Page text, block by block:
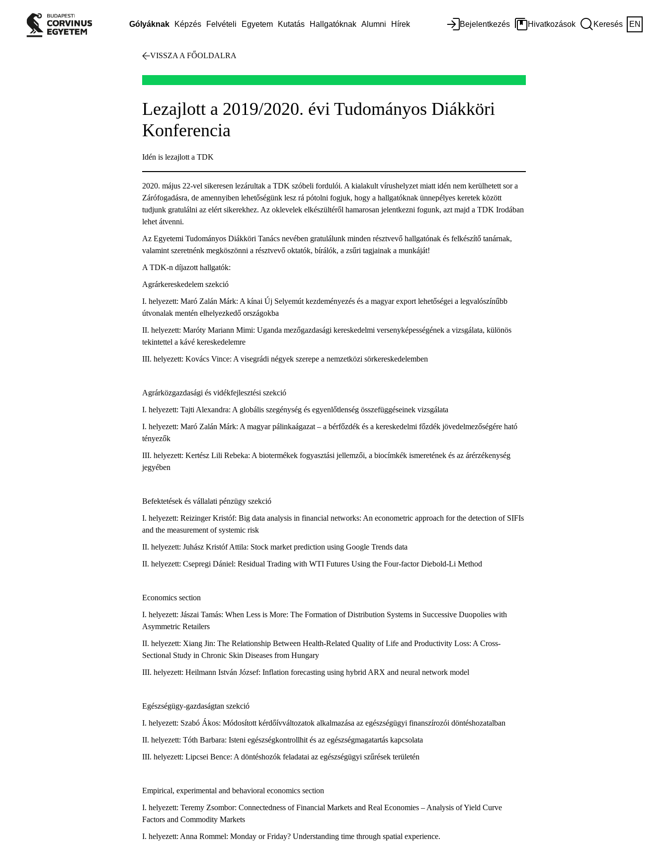
Gólyáknak Képzés Felvételi Egyetem Kutatás Hallgatóknak Alumni Hírek Bejelentkezés Hivatkozások Keresés EN
VISSZA A FŐOLDALRA
Lezajlott a 2019/2020. évi Tudományos Diákköri
Konferencia
Idén is lezajlott a TDK
2020. május 22-vel sikeresen lezárultak a TDK szóbeli fordulói. A kialakult vírushelyzet miatt idén nem kerülhetett sor a
Zárófogadásra, de amennyiben lehetőségünk lesz rá pótolni fogjuk, hogy a hallgatóknak ünnepélyes keretek között
tudjunk gratulálni az elért sikerekhez. Az oklevelek elkészültéről hamarosan jelentkezni fogunk, azt majd a TDK Irodában
lehet átvenni.
Az Egyetemi Tudományos Diákköri Tanács nevében gratulálunk minden résztvevő hallgatónak és felkészítő tanárnak,
valamint szeretnénk megköszönni a résztvevő oktatók, bírálók, a zsűri tagjainak a munkáját!
A TDK-n díjazott hallgatók:
Agrárkereskedelem szekció
I. helyezett: Maró Zalán Márk: A kínai Új Selyemút kezdeményezés és a magyar export lehetőségei a legvalószínűbb
útvonalak mentén elhelyezkedő országokba
II. helyezett: Maróty Mariann Mimi: Uganda mezőgazdasági kereskedelmi versenyképességének a vizsgálata, különös
tekintettel a kávé kereskedelemre
III. helyezett: Kovács Vince: A visegrádi négyek szerepe a nemzetközi sörkereskedelemben
Agrárközgazdasági és vidékfejlesztési szekció
I. helyezett: Tajti Alexandra: A globális szegénység és egyenlőtlenség összefüggéseinek vizsgálata
I. helyezett: Maró Zalán Márk: A magyar pálinkaágazat – a bérfőzdék és a kereskedelmi főzdék jövedelmezőségére ható
tényezők
III. helyezett: Kertész Lili Rebeka: A biotermékek fogyasztási jellemzői, a biocímkék ismeretének és az árérzékenység
jegyében
Befektetések és vállalati pénzügy szekció
I. helyezett: Reizinger Kristóf: Big data analysis in financial networks: An econometric approach for the detection of SIFIs
and the measurement of systemic risk
II. helyezett: Juhász Kristóf Attila: Stock market prediction using Google Trends data
II. helyezett: Csepregi Dániel: Residual Trading with WTI Futures Using the Four-factor Diebold-Li Method
Economics section
I. helyezett: Jászai Tamás: When Less is More: The Formation of Distribution Systems in Successive Duopolies with
Asymmetric Retailers
II. helyezett: Xiang Jin: The Relationship Between Health-Related Quality of Life and Productivity Loss: A Cross-
Sectional Study in Chronic Skin Diseases from Hungary
III. helyezett: Heilmann István József: Inflation forecasting using hybrid ARX and neural network model
Egészségügy-gazdaságtan szekció
I. helyezett: Szabó Ákos: Módosított kérdőívváltozatok alkalmazása az egészségügyi finanszírozói döntéshozatalban
II. helyezett: Tóth Barbara: Isteni egészségkontrollhit és az egészségmagatartás kapcsolata
III. helyezett: Lipcsei Bence: A döntéshozók feladatai az egészségügyi szűrések területén
Empirical, experimental and behavioral economics section
I. helyezett: Teremy Zsombor: Connectedness of Financial Markets and Real Economies – Analysis of Yield Curve
Factors and Commodity Markets
I. helyezett: Anna Rommel: Monday or Friday? Understanding time through spatial experience.